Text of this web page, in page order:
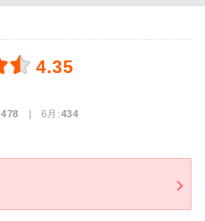
4.35
478 | 6月:434